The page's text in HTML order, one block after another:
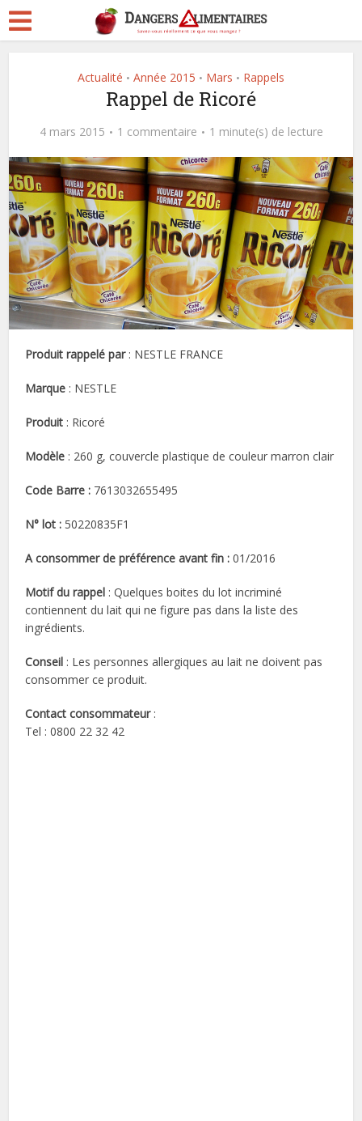
Actualité • Année 2015 • Mars • Rappels
Rappel de Ricoré
4 mars 2015 1 commentaire 1 minute(s) de lecture
Produit rappelé par : NESTLE FRANCE
Marque : NESTLE
Produit : Ricoré
Modèle : 260 g, couvercle plastique de couleur marron clair
Code Barre : 7613032655495
N° lot : 50220835F1
A consommer de préférence avant fin : 01/2016
Motif du rappel : Quelques boites du lot incriminé
contiennent du lait qui ne figure pas dans la liste des
ingrédients.
Conseil : Les personnes allergiques au lait ne doivent pas
consommer ce produit.
Contact consommateur :
Tel : 0800 22 32 42